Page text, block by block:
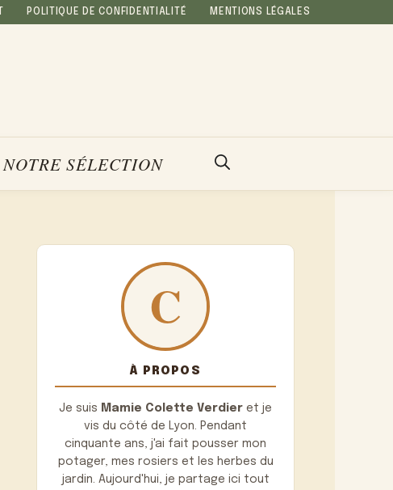
POLITIQUE DE CONFIDENTIALITÉ MENTIONS LÉGALES
NOTRE SÉLECTION
À PROPOS
Je suis Mamie Colette Verdier et je
vis du côté de Lyon. Pendant
cinquante ans, j'ai fait pousser mon
potager, mes rosiers et les herbes du
jardin. Aujourd'hui, je partage ici tout